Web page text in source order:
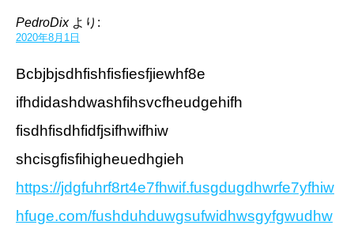
PedroDix より:
2020年8月1日
Bcbjbjsdhfishfisfiesfjiewhf8e
ifhdidashdwashfihsvcfheudgehifh
fisdhfisdhfidfjsifhwifhiw
shcisgfisfihigheuedhgieh
https://jdgfuhrf8rt4e7fhwif.fusgdugdhwrfe7yfhiw
hfuge.com/fushduhduwgsufwidhwsgyfgwudhw